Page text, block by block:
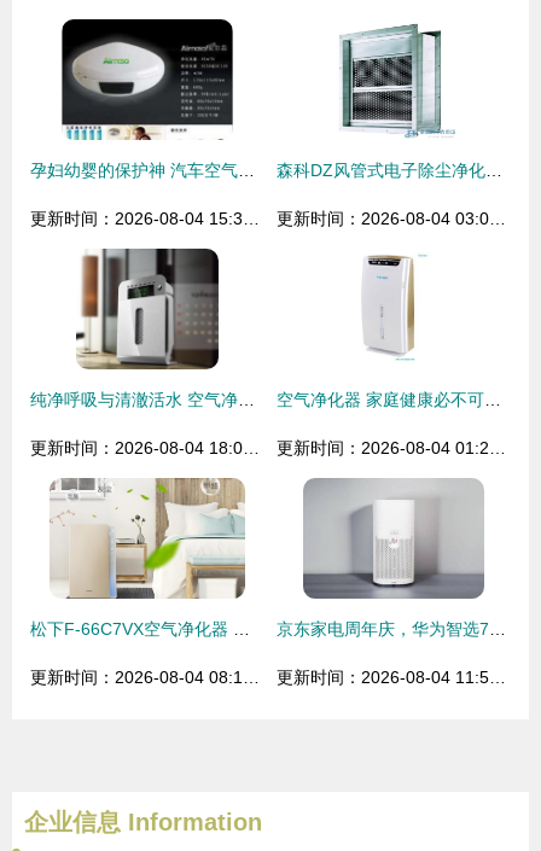
企业信息 Information